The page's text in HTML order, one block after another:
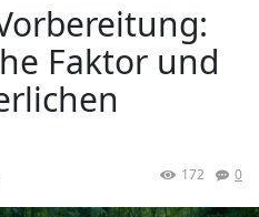
Faktor und
0
172